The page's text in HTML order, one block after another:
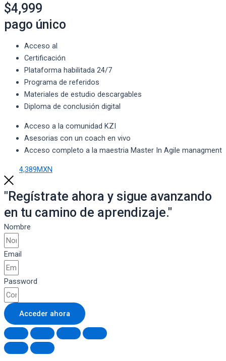
$4,999
pago único
Acceso al
Certificación
Plataforma habilitada 24/7
Programa de referidos
Materiales de estudio descargables
Diploma de conclusión digital
Acceso a la comunidad KZI
Asesorias con un coach en vivo
Acceso completo a la maestria Master In Agile managment
4,389MXN
"Regístrate ahora y sigue avanzando
en tu camino de aprendizaje."
Nombre
Email
Password
Acceder ahora